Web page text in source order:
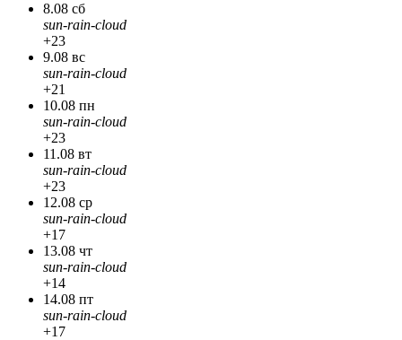
8.08 сб
sun-rain-cloud
+23
9.08 вс
sun-rain-cloud
+21
10.08 пн
sun-rain-cloud
+23
11.08 вт
sun-rain-cloud
+23
12.08 ср
sun-rain-cloud
+17
13.08 чт
sun-rain-cloud
+14
14.08 пт
sun-rain-cloud
+17